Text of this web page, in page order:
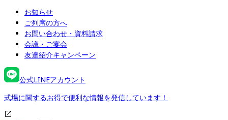
お知らせ
ご列席の方へ
お問い合わせ・資料請求
会議・ご宴会
友達紹介キャンペーン
公式LINEアカウント
式場に関するお得で便利な情報を発信しています！